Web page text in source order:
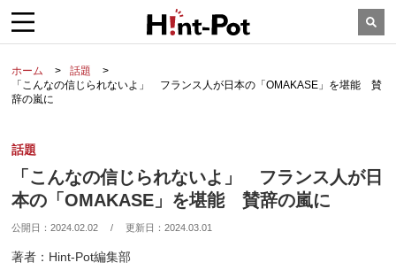
ホーム
話題
「こんなの信じられないよ」 フランス人が日本の「OMAKASE」を堪能 賛
辞の嵐に
話題
「こんなの信じられないよ」 フランス人が日
本の「OMAKASE」を堪能 賛辞の嵐に
公開日：2024.02.02 / 更新日：2024.03.01
著者：Hint-Pot編集部